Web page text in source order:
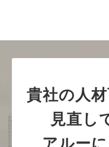
貴社の人
見直し